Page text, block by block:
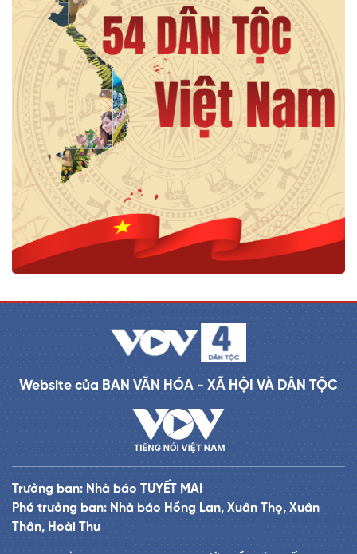
Website của BAN VĂN HÓA - XÃ HỘI VÀ DÂN TỘC
Trưởng ban: Nhà báo TUYẾT MAI
Phó trưởng ban: Nhà báo Hồng Lan, Xuân Thọ, Xuân
Thân, Hoài Thu